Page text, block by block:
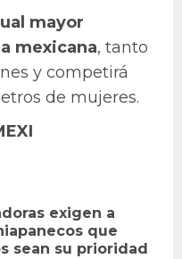
mayor
mexicana, tanto
y competirá
de mujeres.
exigen a
que
sean su prioridad